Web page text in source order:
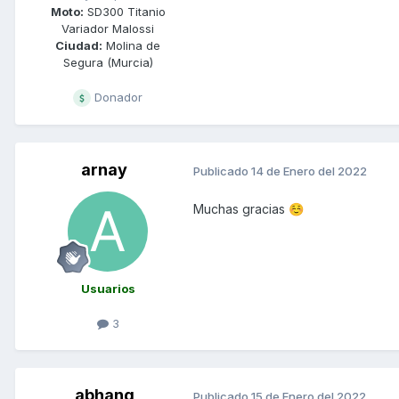
Moto: SD300 Titanio
Variador Malossi
Ciudad: Molina de
Segura (Murcia)
Donador
arnay
Usuarios
3
Publicado 14 de Enero del 2022
Muchas gracias ☺️
abhang Publicado 15 de Enero del 2022